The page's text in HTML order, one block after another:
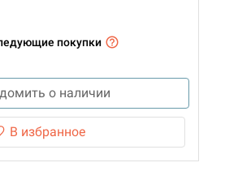
покупки
о наличии
В избранное